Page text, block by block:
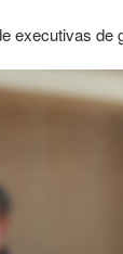
executivas de